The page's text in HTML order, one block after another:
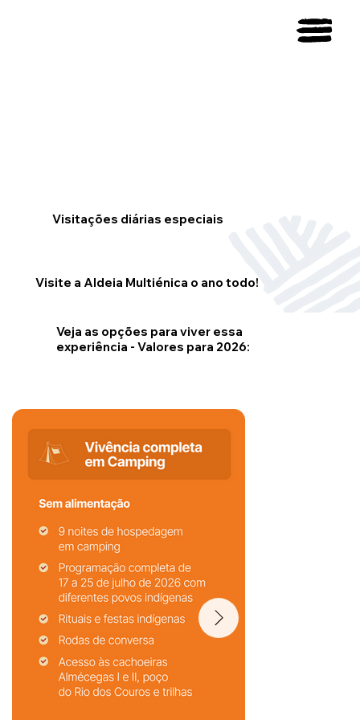
Visitações diárias especiais
Visite a Aldeia Multiénica o ano todo!
Veja as opções para viver essa
experiência - Valores para 2026: